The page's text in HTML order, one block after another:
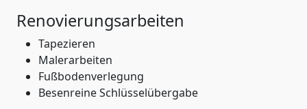
Renovierungsarbeiten
Tapezieren
Malerarbeiten
Fußbodenverlegung
Besenreine Schlüsselübergabe